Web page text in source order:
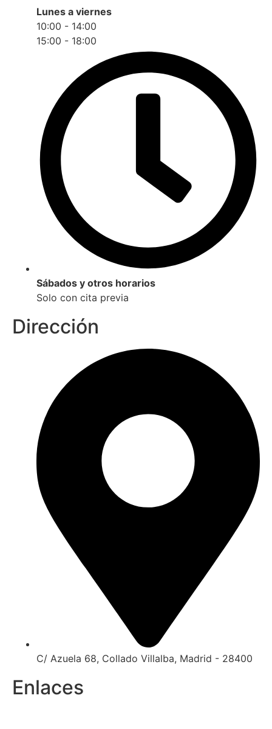
Lunes a viernes
10:00 - 14:00
15:00 - 18:00
Sábados y otros horarios
Solo con cita previa
Dirección
C/ Azuela 68, Collado Villalba, Madrid - 28400
Enlaces